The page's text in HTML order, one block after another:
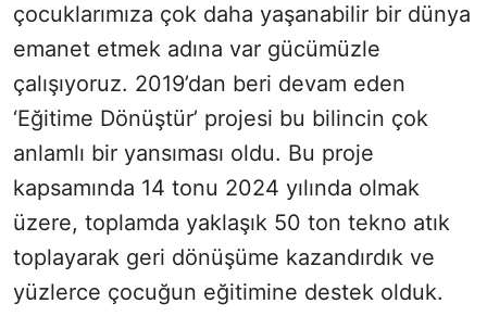
çocuklarımıza çok daha yaşanabilir bir dünya
emanet etmek adına var gücümüzle
çalışıyoruz. 2019’dan beri devam eden
‘Eğitime Dönüştür’ projesi bu bilincin çok
anlamlı bir yansıması oldu. Bu proje
kapsamında 14 tonu 2024 yılında olmak
üzere, toplamda yaklaşık 50 ton tekno atık
toplayarak geri dönüşüme kazandırdık ve
yüzlerce çocuğun eğitimine destek olduk.